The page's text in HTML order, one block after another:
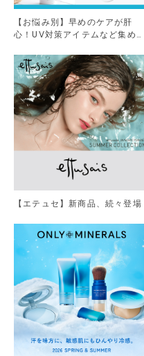
【お悩み別】早めのケアが肝
心！UV対策アイテムなど集めま
【エテュセ】新商品、続々登場